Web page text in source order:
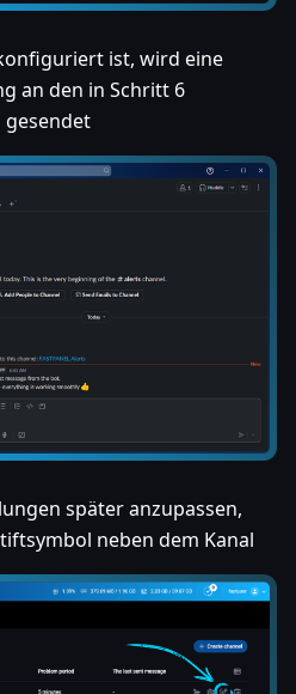
ist, wird eine
an den in Schritt 6
gesendet
später anzupassen,
neben dem Kanal